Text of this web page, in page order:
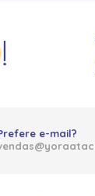
e-mail?